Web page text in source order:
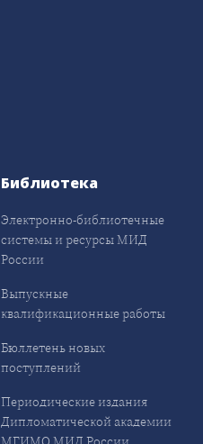
Библиотека
Электронно-библиотечные
системы и ресурсы МИД
России
Выпускные
квалификационные работы
Бюллетень новых
поступлений
Периодические издания
Дипломатической академии